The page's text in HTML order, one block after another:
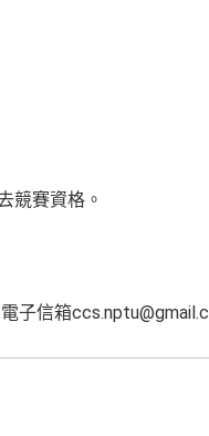
競賽資格。
子信箱